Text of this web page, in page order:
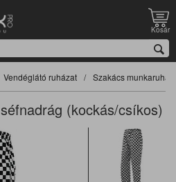
Kosár
Vendéglátó ruházat Szakács munkaruha
(kockás/csíkos)